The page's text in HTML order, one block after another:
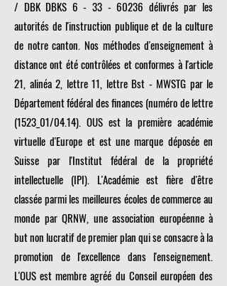
/ DBK DBKS 6 - 33 - 60236 délivrés par les
autorités de l'instruction publique et de la culture
de notre canton. Nos méthodes d'enseignement à
distance ont été contrôlées et conformes à l'article
21, alinéa 2, lettre 11, lettre Bst - MWSTG par le
Département fédéral des finances (numéro de lettre
(1523_01/04.14). OUS est la première académie
virtuelle d'Europe et est une marque déposée en
Suisse par l'Institut fédéral de la propriété
intellectuelle (IPI). L'Académie est fière d'être
classée parmi les meilleures écoles de commerce au
monde par QRNW, uneassociation européenne à
but non lucratif de premier plan qui se consacre à la
promotion de l'excellence dans l'enseignement.
L'OUS est membre agréé du Conseil européen des